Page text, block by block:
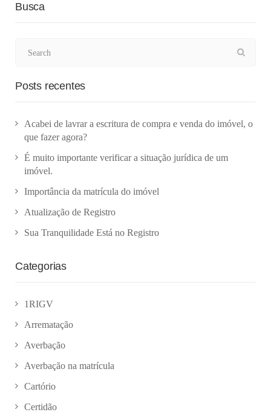
Busca
Posts recentes
Acabei de lavrar a escritura de compra e venda do imóvel, o
que fazer agora?
É muito importante verificar a situação jurídica de um
imóvel.
Importância da matrícula do imóvel
Atualização de Registro
Sua Tranquilidade Está no Registro
Categorias
1RIGV
Arrematação
Averbação
Averbação na matrícula
Cartório
Certidão